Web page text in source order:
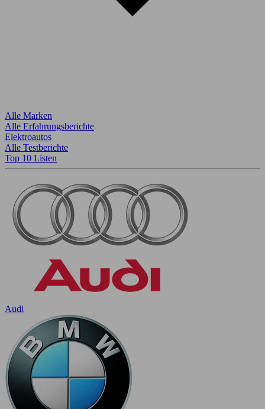
Alle Marken
Alle Erfahrungsberichte
Elektroautos
Alle Testberichte
Top 10 Listen
Audi